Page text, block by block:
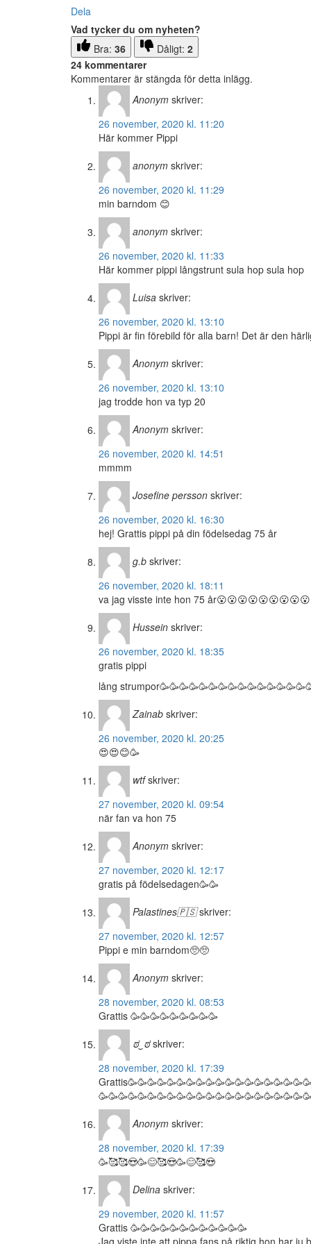
Dela
Vad tycker du om nyheten?
Bra: 36 Dåligt: 2
24 kommentarer
Kommentarer är stängda för detta inlägg.
Anonym skriver:
26 november, 2020 kl. 11:20
Här kommer Pippi
anonym skriver:
26 november, 2020 kl. 11:29
min barndom 😊
anonym skriver:
26 november, 2020 kl. 11:33
Här kommer pippi långstrunt sula hop sula hop
Luisa skriver:
26 november, 2020 kl. 13:10
Pippi är fin förebild för alla barn! Det är den
Anonym skriver:
26 november, 2020 kl. 13:10
jag trodde hon va typ 20
Anonym skriver:
26 november, 2020 kl. 14:51
mmmm
Josefine persson skriver:
26 november, 2020 kl. 16:30
hej! Grattis pippi på din födelsedag 75 år
g.b skriver:
26 november, 2020 kl. 18:11
va jag visste inte hon 75 år😮😮😮😮😮😮😮😮😮
Hussein skriver:
26 november, 2020 kl. 18:35
gratis pippi
lång
Zainab skriver:
26 november, 2020 kl. 20:25
😍😍😊🥳
wtf skriver:
27 november, 2020 kl. 09:54
när fan va hon 75
Anonym skriver:
27 november, 2020 kl. 12:17
gratis på födelsedagen🥳🥳
Palastines🇵🇸 skriver:
27 november, 2020 kl. 12:57
Pippi e min barndom🥺🥺
Anonym skriver:
28 november, 2020 kl. 08:53
Grattis 🥳🥳🥳🥳🥳🥳🥳🥳🥳
ಠ‿ಠ skriver:
28 november, 2020 kl. 17:39
Anonym skriver:
28 november, 2020 kl. 17:39
🥳🥰🥰😍🥳😊🥰😍🥳😊🥰😍
Delina skriver:
29 november, 2020 kl. 11:57
Grattis 🥳🥳🥳🥳🥳🥳🥳🥳🥳🥳🥳🥳